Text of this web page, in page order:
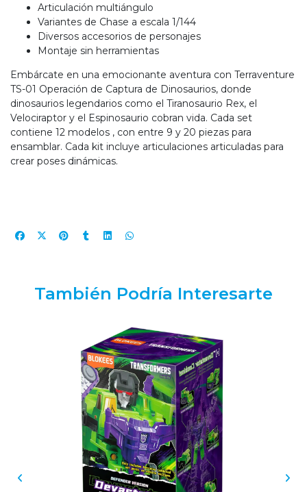
Articulación multiángulo
Variantes de Chase a escala 1/144
Diversos accesorios de personajes
Montaje sin herramientas
Embárcate en una emocionante aventura con Terraventure
TS-01 Operación de Captura de Dinosaurios, donde
dinosaurios legendarios como el Tiranosaurio Rex, el
Velociraptor y el Espinosaurio cobran vida. Cada set
contiene 12 modelos , con entre 9 y 20 piezas para
ensamblar. Cada kit incluye articulaciones articuladas para
crear poses dinámicas.
También Podría Interesarte